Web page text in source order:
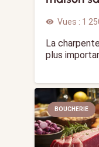
visibility Vues : 1
La
plus
BOUCHERIE